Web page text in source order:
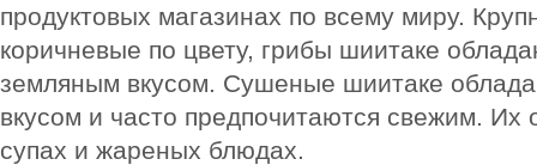
продуктовых магазинах по всему миру.
коричневые по цвету, грибы шиитаке
земляным вкусом. Сушеные шиитаке
вкусом и часто предпочитаются свежим. Их
супах и жареных блюдах.